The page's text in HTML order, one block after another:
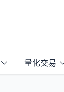
量化交易